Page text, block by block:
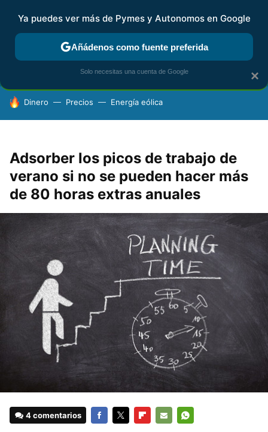
FISCALIDAD Y CONTABILIDAD KIT DIGITAL RENTA
HOY SE HABLA DE
Dinero Precios Energía eólica
Adsorber los picos de trabajo de
verano si no se pueden hacer más
de 80 horas extras anuales
4 comentarios
×
Ya puedes ver más de Pymes y Autonomos en Google
Añádenos como fuente preferida
Solo necesitas una cuenta de Google